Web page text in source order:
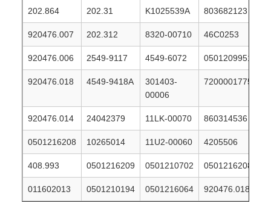
202.864 202.31 K1025539A 803682123
920476.007 202.312 8320-00710 46C0253
920476.006 2549-9117 4549-6072 0501209951
920476.018 4549-9418A
301403-
00006
7200001775
920476.014 24042379 11LK-00070 860314536
0501216208 10265014 11U2-00060 4205506
408.993 0501216209 0501210702 0501216208
011602013 0501210194 0501216064 920476.018